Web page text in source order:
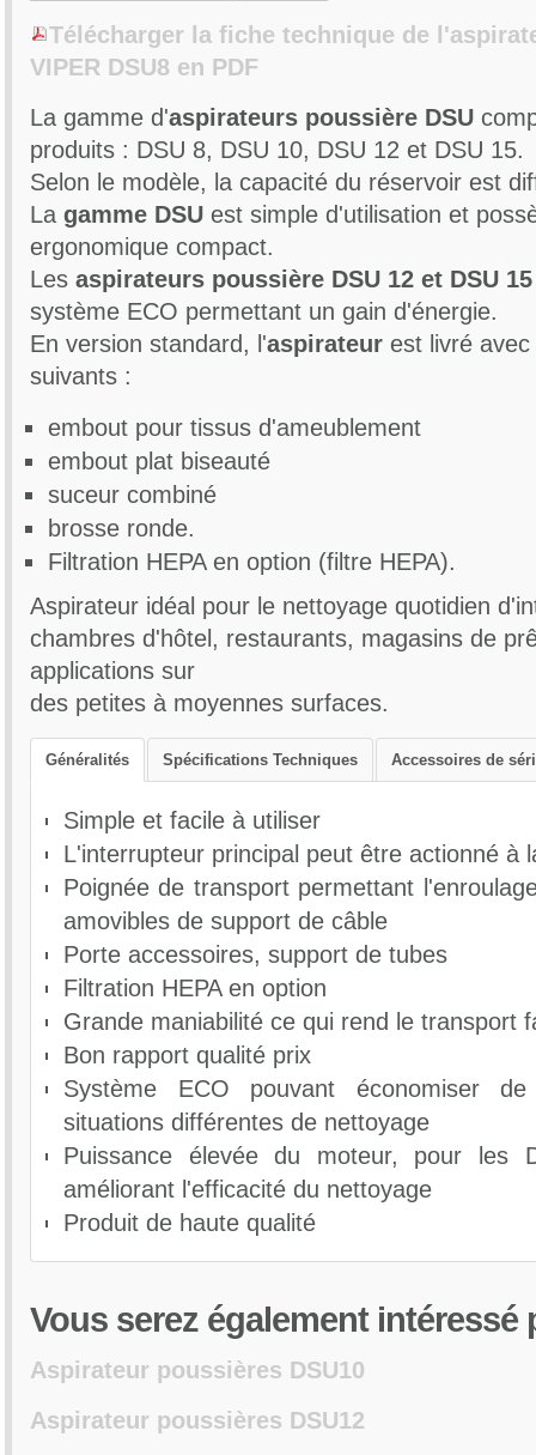
Télécharger la fiche technique de
VIPER DSU8 en PDF
La gamme d'aspirateurs poussière DSU
produits : DSU 8, DSU 10, DSU 12 et DSU 15.
Selon le modèle, la capacité du réservoir est
La gamme DSU est simple d'utilisation et
ergonomique compact.
Les aspirateurs poussière DSU 12 et DSU 15
système ECO permettant un gain d'énergie.
En version standard, l'aspirateur est livré
suivants :
embout pour tissus d'ameublement
embout plat biseauté
suceur combiné
brosse ronde.
Filtration HEPA en option (filtre HEPA).
Aspirateur idéal pour le nettoyage quotidien
chambres d'hôtel, restaurants, magasins de
applications sur
des petites à moyennes surfaces.
Généralités Spécifications Techniques Accessoires de
Simple et facile à utiliser
L'interrupteur principal peut être actionné à
Poignée de transport permettant
amovibles de support de câble
Porte accessoires, support de tubes
Filtration HEPA en option
Grande maniabilité ce qui rend le transport
Bon rapport qualité prix
Système ECO pouvant économiser
situations différentes de nettoyage
Puissance élevée du moteur, pour les
améliorant l'efficacité du nettoyage
Produit de haute qualité
Classe Energétique : C
Consommation Energétique annuelle (kWh/an) : 27.5
Performance de collecte de poussière sur sol textile : B
Performance de rétention de poussière au refoulement : F
Niveau sonore selon la norme IEC 60335-2-69 (dB) : 71.5
Niveau sonore dB(A) : 65
Intensité (A) : 4.4
Puissance consommée (W) : 1000
Moteur d'aspiration : 1 étage
Débit d'air (l/min) : 1834
Aspiration (mm H2O) : 2200
Longueur câble electrique (m) : 8
Capacité du réservoir (L) : 8
Dimensions lxlxh (cm) : 35.8X34.2X47.5
Poids net (Kg) : 5.05
Sac papier (paquet de 10) : réf. VA81397-P10
Embout plat biseauté (Ø32) : réf VA20805-001
Brosse ronde (Ø32) : réf VA81226
Embout pour tissus d’ameublement (Ø 32) : réf VA81227
Suceur combiné (Ø32) : fréf VA85059
Tubes (Ø32) : réf VA81373
Flexible 2m (Ø32) : réf VA81232
Filtre HEPA : réf VA85065E
Vous serez également intéressé
Aspirateur poussières DSU10
Aspirateur poussières DSU12